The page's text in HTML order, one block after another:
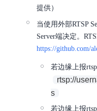
提供）
当使用外部RTSP
Server端决定。
https://github.com/
若边缘上报
rtsp://
s
若边缘上报